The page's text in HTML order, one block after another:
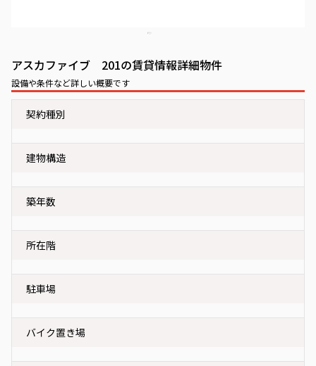
アスカファイブ 201の賃貸情報詳細物件
設備や条件など詳しい概要です
契約種別
建物構造
築年数
所在階
駐車場
バイク置き場